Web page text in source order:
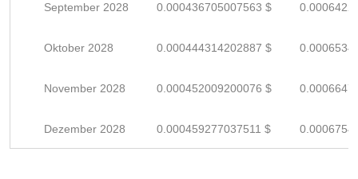
September 2028 0.000436705007563 $
Oktober 2028 0.000444314202887 $
November 2028 0.000452009200076 $
Dezember 2028 0.000459277037511 $